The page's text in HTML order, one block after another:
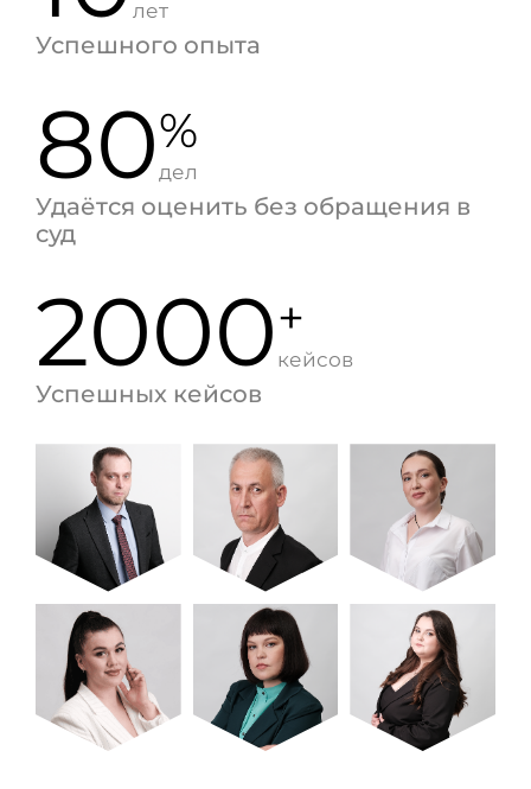
лет
Успешного опыта
80%
дел
Удаётся оценить без обращения в
суд
2000+
кейсов
Успешных кейсов